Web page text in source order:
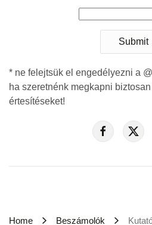
Submit
* ne felejtsük el engedélyezni a
ha szeretnénk megkapni
értesítéseket!
Home Beszámolók